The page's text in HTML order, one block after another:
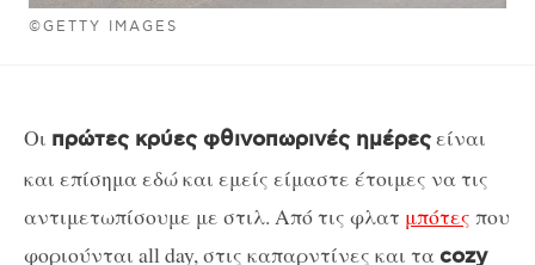
©GETTY IMAGES
Οι πρώτες κρύες φθινοπωρινές ημέρεςείναι
και επίσημα εδώ και εμείς είμαστε έτοιμες να τις
αντιμετωπίσουμε με στιλ. Από τις φλατ μπότες που
φοριούνται all day, στις καπαρντίνες και ταcozy